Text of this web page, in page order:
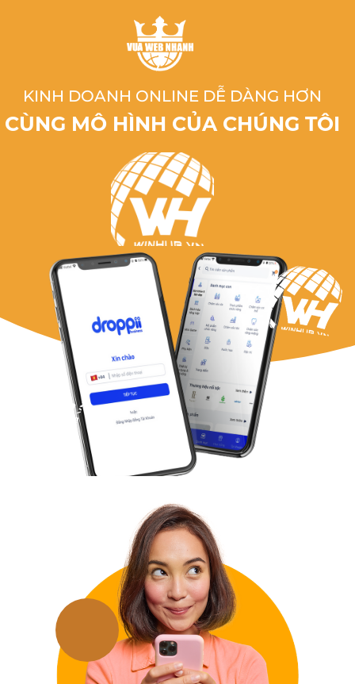
KINH DOANH ONLINE DỄ DÀNG HƠN
CÙNG MÔ HÌNH CỦA CHÚNG TÔI